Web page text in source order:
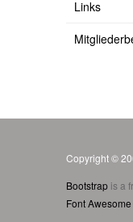
Links
Copyright ©
Bootstrap is a
Font Awesome